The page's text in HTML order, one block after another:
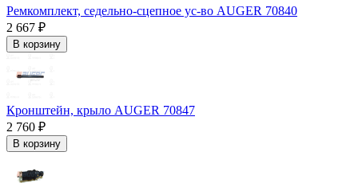
Ремкомплект, седельно-сцепное ус-во AUGER 70840
2 667 ₽
В корзину
Кронштейн, крыло AUGER 70847
2 760 ₽
В корзину